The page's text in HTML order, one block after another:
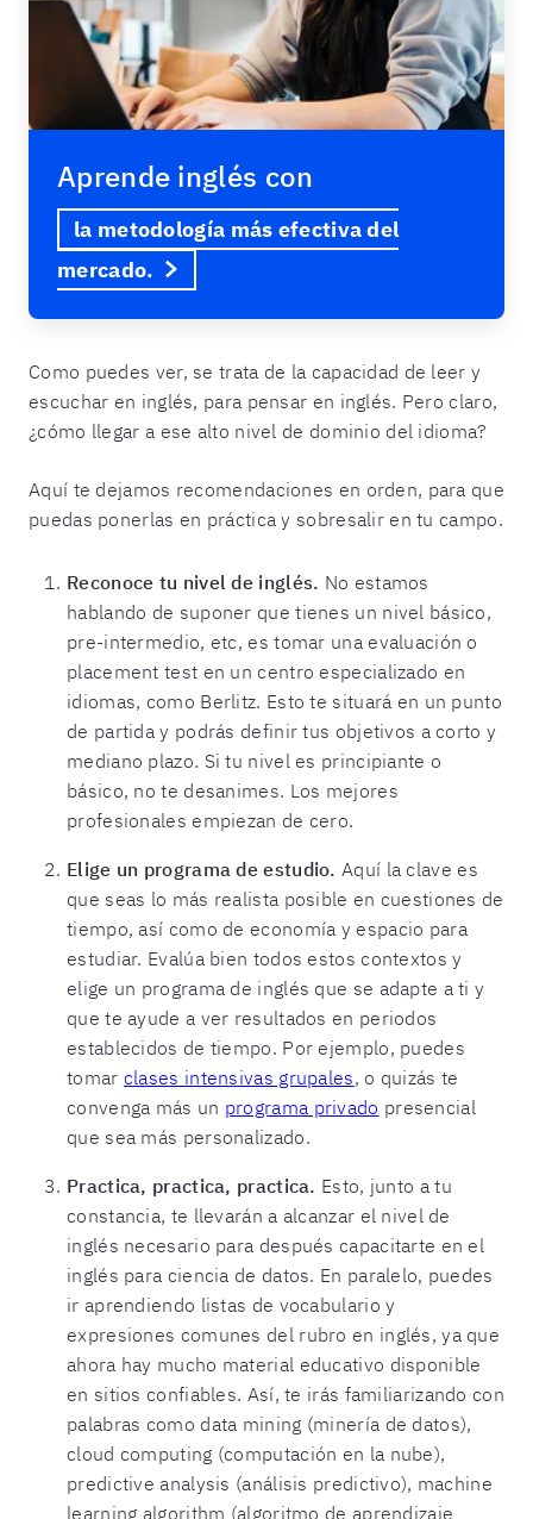
Aprende inglés con
la metodología más efectiva del
mercado.
Como puedes ver, se trata de la capacidad de leer y
escuchar en inglés, para pensar en inglés. Pero claro,
¿cómo llegar a ese alto nivel de dominio del idioma?
Aquí te dejamos recomendaciones en orden, para que
puedas ponerlas en práctica y sobresalir en tu campo.
Reconoce tu nivel de inglés. No estamos
hablando de suponer que tienes un nivel básico,
pre-intermedio, etc, es tomar una evaluación o
placement test en un centro especializado en
idiomas, como Berlitz. Esto te situará en un punto
de partida y podrás definir tus objetivos a corto y
mediano plazo. Si tu nivel es principiante o
básico, no te desanimes. Los mejores
profesionales empiezan de cero.
Elige un programa de estudio. Aquí la clave es
que seas lo más realista posible en cuestiones de
tiempo, así como de economía y espacio para
estudiar. Evalúa bien todos estos contextos y
elige un programa de inglés que se adapte a ti y
que te ayude a ver resultados en periodos
establecidos de tiempo. Por ejemplo, puedes
tomar clases intensivas grupales, o quizás te
convenga más un programa privado presencial
que sea más personalizado.
Practica, practica, practica. Esto, junto a tu
constancia, te llevarán a alcanzar el nivel de
inglés necesario para después capacitarte en el
inglés para ciencia de datos. En paralelo, puedes
ir aprendiendo listas de vocabulario y
expresiones comunes del rubro en inglés, ya que
ahora hay mucho material educativo disponible
en sitios confiables. Así, te irás familiarizando con
palabras como data mining (minería de datos),
cloud computing (computación en la nube),
predictive analysis (análisis predictivo), machine
learning algorithm (algoritmo de aprendizaje